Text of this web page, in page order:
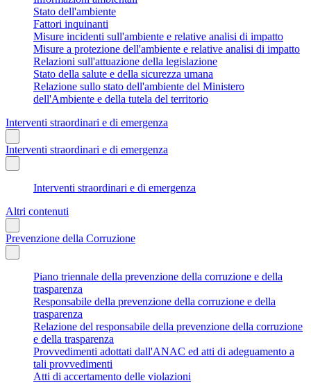
Stato dell'ambiente
Fattori inquinanti
Misure incidenti sull'ambiente e relative analisi di impatto
Misure a protezione dell'ambiente e relative analisi di impatto
Relazioni sull'attuazione della legislazione
Stato della salute e della sicurezza umana
Relazione sullo stato dell'ambiente del Ministero
dell'Ambiente e della tutela del territorio
Interventi straordinari e di emergenza
Interventi straordinari e di emergenza
Interventi straordinari e di emergenza
Altri contenuti
Prevenzione della Corruzione
Piano triennale della prevenzione della corruzione e della
trasparenza
Responsabile della prevenzione della corruzione e della
trasparenza
Relazione del responsabile della prevenzione della corruzione
e della trasparenza
Provvedimenti adottati dall'ANAC ed atti di adeguamento a
tali provvedimenti
Atti di accertamento delle violazioni